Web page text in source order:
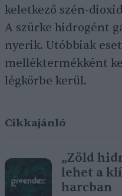
keletkező szén-
A szürke hidrogént
nyerik. Utóbbiak
melléktermékként
légkörbe kerül.
Cikkajánló
„Zöld
lehet a
harcban